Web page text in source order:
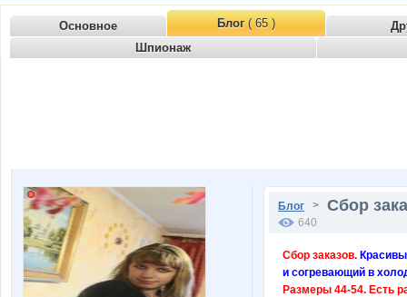
Основное Блог( 65 )
Шпионаж
Блог > Сбор
640
Сбор заказов.
и согревающий в
Размеры 44-54. Есть